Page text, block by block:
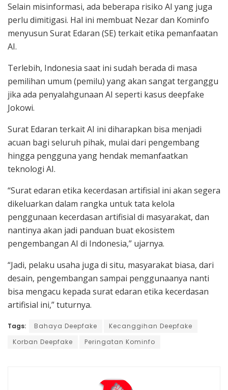
Selain misinformasi, ada beberapa risiko AI yang juga
perlu dimitigasi. Hal ini membuat Nezar dan Kominfo
menyusun Surat Edaran (SE) terkait etika pemanfaatan
AI.
Terlebih, Indonesia saat ini sudah berada di masa
pemilihan umum (pemilu) yang akan sangat terganggu
jika ada penyalahgunaan AI seperti kasus deepfake
Jokowi.
Surat Edaran terkait AI ini diharapkan bisa menjadi
acuan bagi seluruh pihak, mulai dari pengembang
hingga pengguna yang hendak memanfaatkan
teknologi AI.
“Surat edaran etika kecerdasan artifisial ini akan segera
dikeluarkan dalam rangka untuk tata kelola
penggunaan kecerdasan artifisial di masyarakat, dan
nantinya akan jadi panduan buat ekosistem
pengembangan AI di Indonesia,” ujarnya.
“Jadi, pelaku usaha juga di situ, masyarakat biasa, dari
desain, pengembangan sampai penggunaanya nanti
bisa mengacu kepada surat edaran etika kecerdasan
artifisial ini,” tuturnya.
Tags: Bahaya Deepfake
Kecanggihan Deepfake
Korban Deepfake
Peringatan Kominfo